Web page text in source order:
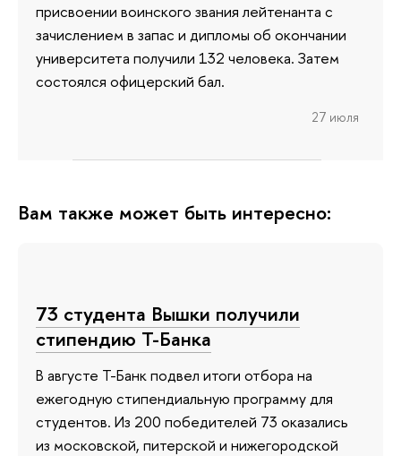
присвоении воинского звания лейтенанта с
зачислением в запас и дипломы об окончании
университета получили 132 человека. Затем
состоялся офицерский бал.
27 июля
Вам также может быть интересно:
73 студента Вышки получили
стипендию Т-Банка
В августе Т-Банк подвел итоги отбора на
ежегодную стипендиальную программу для
студентов. Из 200 победителей 73 оказались
из московской, питерской и нижегородской